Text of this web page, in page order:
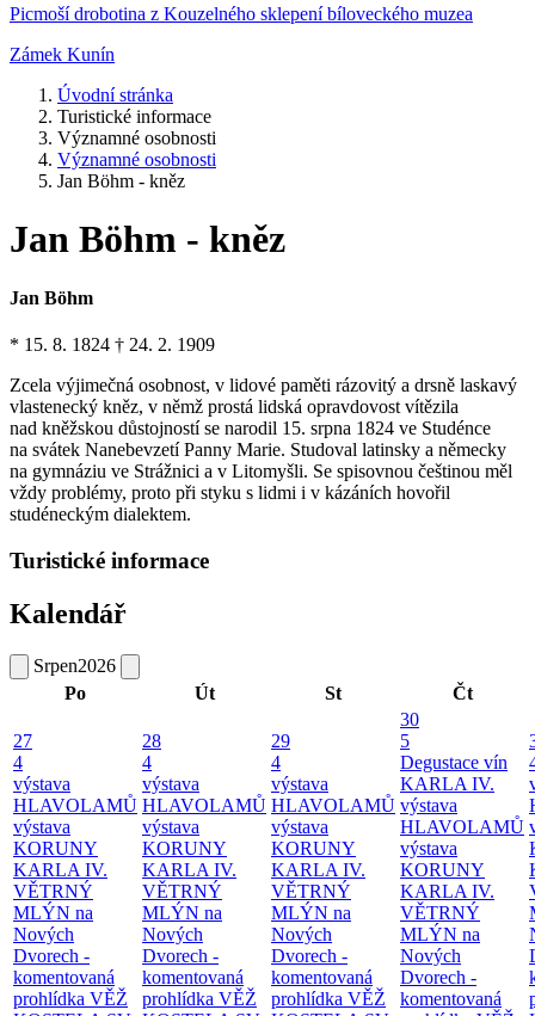
Picmoší drobotina z Kouzelného sklepení bíloveckého muzea
Zámek Kunín
Úvodní stránka
Turistické informace
Významné osobnosti
Významné osobnosti
Jan Böhm - kněz
Jan Böhm - kněz
Jan Böhm
* 15. 8. 1824 † 24. 2. 1909
Zcela výjimečná osobnost, v lidové paměti rázovitý a drsně laskavý
vlastenecký kněz, v němž prostá lidská opravdovost vítězila
nad kněžskou důstojností se narodil 15. srpna 1824 ve Studénce
na svátek Nanebevzetí Panny Marie. Studoval latinsky a německy
na gymnáziu ve Strážnici a v Litomyšli. Se spisovnou češtinou měl
vždy problémy, proto při styku s lidmi i v kázáních hovořil
studéneckým dialektem.
Turistické informace
Kalendář
Srpen2026
Po
Út St Čt
27
4
výstava
HLAVOLAMŮ
výstava
KORUNY
KARLA IV.
VĚTRNÝ
MLÝN na
Nových
Dvorech -
komentovaná
prohlídka VĚŽ
28
4
výstava
HLAVOLAMŮ
výstava
KORUNY
KARLA IV.
VĚTRNÝ
MLÝN na
Nových
Dvorech -
komentovaná
prohlídka VĚŽ
29
4
výstava
HLAVOLAMŮ
výstava
KORUNY
KARLA IV.
VĚTRNÝ
MLÝN na
Nových
Dvorech -
komentovaná
prohlídka VĚŽ
30
5
Degustace vín
KARLA IV.
výstava
HLAVOLAMŮ
výstava
KORUNY
KARLA IV.
VĚTRNÝ
MLÝN na
Nových
Dvorech -
komentovaná